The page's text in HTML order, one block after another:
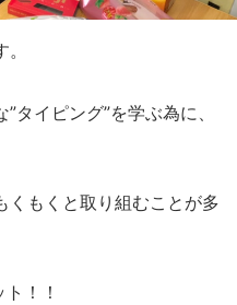
タイピング”を学ぶ為に、
くもくと取り組むことが多
！！